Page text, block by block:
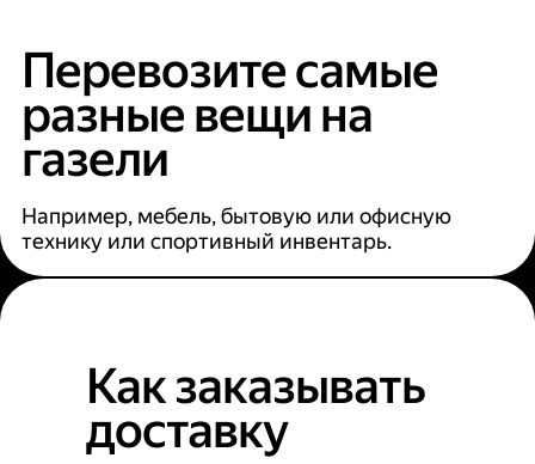
Перевозите самые
разные вещи на
газели
Например, мебель, бытовую или офисную
технику или спортивный инвентарь.
Как заказывать
доставку